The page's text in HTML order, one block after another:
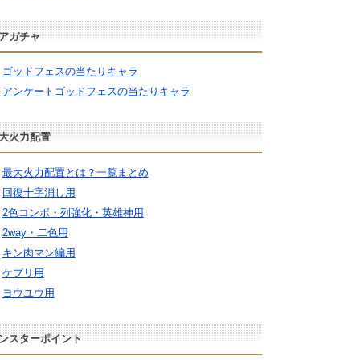
ガチャ
ゴッドフェスの当たりキャラ
アンケートゴッドフェスの当たりキャラ
火力配置
最大火力配置とは？一覧まとめ
回復十字消し用
2色コンボ・列強化・英雄神用
2way・二色用
キン肉マン編用
ケプリ用
ヨウユウ用
スターポイント